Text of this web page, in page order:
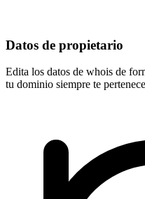
Datos de propietario
Edita los datos de whois de
tu dominio siempre te